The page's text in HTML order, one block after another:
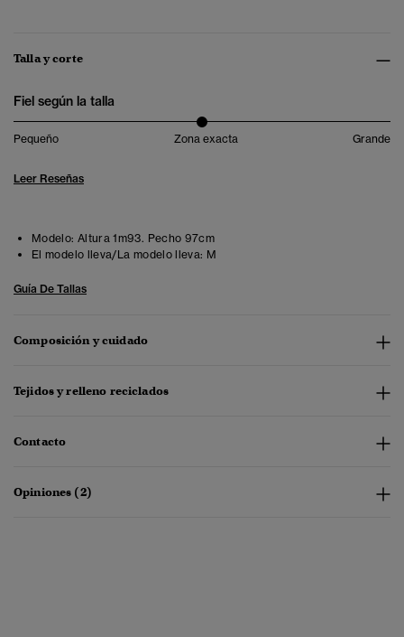
Talla y corte
Fiel según la talla
Pequeño Zona exacta Grande
Leer Reseñas
Modelo: Altura 1m93. Pecho 97cm
El modelo lleva/La modelo lleva: M
Guía De Tallas
Composición y cuidado
Tejidos y relleno reciclados
Contacto
Opiniones (2)